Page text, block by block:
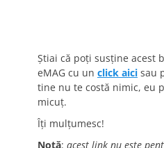
Știai că poți susține acest
eMAG cu un click aici sau
tine nu te costă nimic, eu
micuț.
Îți mulțumesc!
Notă: acest link nu este